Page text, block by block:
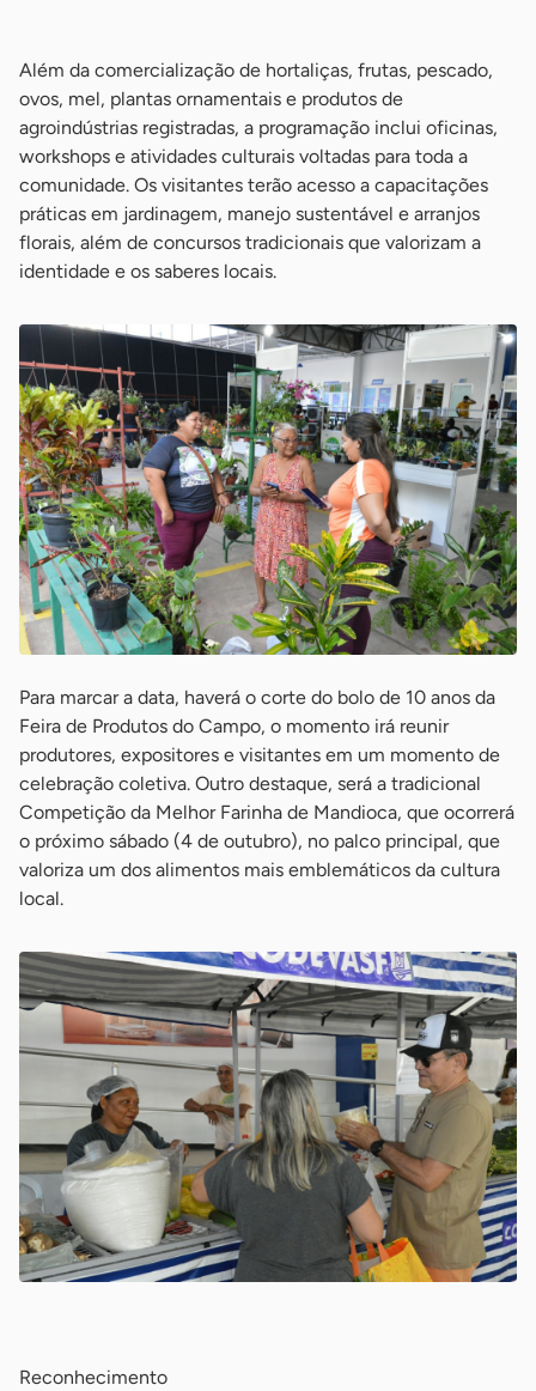
Além da comercialização de hortaliças, frutas, pescado,
ovos, mel, plantas ornamentais e produtos de
agroindústrias registradas, a programação inclui oficinas,
workshops e atividades culturais voltadas para toda a
comunidade. Os visitantes terão acesso a capacitações
práticas em jardinagem, manejo sustentável e arranjos
florais, além de concursos tradicionais que valorizam a
identidade e os saberes locais.
Para marcar a data, haverá o corte do bolo de 10 anos da
Feira de Produtos do Campo, o momento irá reunir
produtores, expositores e visitantes em um momento de
celebração coletiva. Outro destaque, será a tradicional
Competição da Melhor Farinha de Mandioca, que ocorrerá
o próximo sábado (4 de outubro), no palco principal, que
valoriza um dos alimentos mais emblemáticos da cultura
local.
Reconhecimento